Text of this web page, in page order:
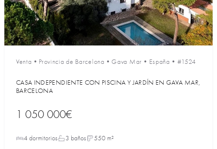
Venta • Provincia de Barcelona •Gava Mar • España • #1524
CASA INDEPENDIENTE CON PISCINA Y JARDÍN EN GAVA MAR,
BARCELONA
1 050 000€
4 dormitorios 3 baños 550 m²